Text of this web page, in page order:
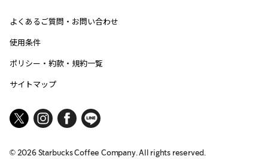
よくあるご質問・お問い合わせ
使用条件
ポリシー・約款・規約一覧
サイトマップ
© 2026Starbucks Coffee Company. All rights reserved.